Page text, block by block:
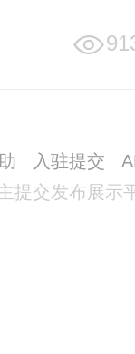
入驻提交
提交发布展示